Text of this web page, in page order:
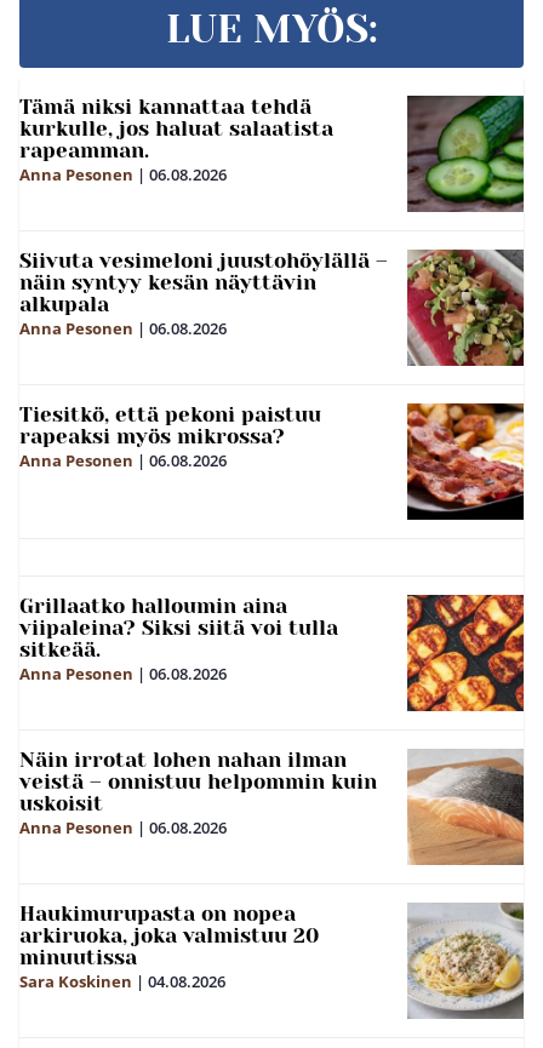
LUE MYÖS:
Tämä niksi kannattaa tehdä
kurkulle, jos haluat salaatista
rapeamman.
Anna Pesonen | 06.08.2026
Siivuta vesimeloni juustohöylällä –
näin syntyy kesän näyttävin
alkupala
Anna Pesonen | 06.08.2026
Tiesitkö, että pekoni paistuu
rapeaksi myös mikrossa?
Anna Pesonen | 06.08.2026
Grillaatko halloumin aina
viipaleina? Siksi siitä voi tulla
sitkeää.
Anna Pesonen | 06.08.2026
Näin irrotat lohen nahan ilman
veistä – onnistuu helpommin kuin
uskoisit
Anna Pesonen | 06.08.2026
Haukimurupasta on nopea
arkiruoka, joka valmistuu 20
minuutissa
Sara Koskinen | 04.08.2026